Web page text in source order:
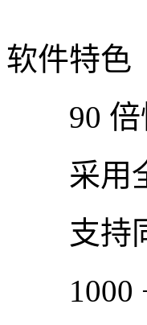
软件特色
90 倍
采用全
支持同
1000 +